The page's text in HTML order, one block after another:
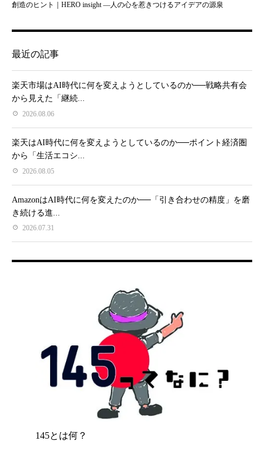
創造のヒント｜HERO insight —人の心を惹きつけるアイデアの源泉
最近の記事
楽天市場はAI時代に何を変えようとしているのか──戦略共有会
から見えた「継続...
2026.08.06
楽天はAI時代に何を変えようとしているのか──ポイント経済圏
から「生活エコシ...
2026.08.05
AmazonはAI時代に何を変えたのか──「引き合わせの精度」を磨
き続ける進...
2026.07.31
145とは何？